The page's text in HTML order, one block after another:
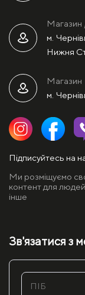
Магазин
м.
Нижня
Магазин
м.
Підписуйтесь на
Ми розміщуємо
контент для
інше
Зв'язатися з